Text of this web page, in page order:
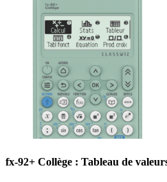
fx-92+ Collège : Tableau de